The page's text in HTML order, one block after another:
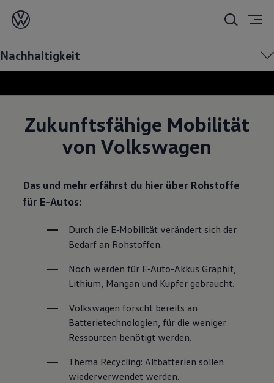
NachhaltigkeitNachhaltigkeit
Zukunftsfähige Mobilität
von Volkswagen
Das und mehr erfährst du hier über Rohstoffe
für E-Autos:
Durch die E‑Mobilität verändert sich der
Bedarf an Rohstoffen.
Noch werden für E‑Auto-Akkus Graphit,
Lithium, Mangan und Kupfer gebraucht.
Volkswagen forscht bereits an
Batterietechnologien, für die weniger
Ressourcen benötigt werden.
Thema Recycling: Altbatterien sollen
wiederverwendet werden.